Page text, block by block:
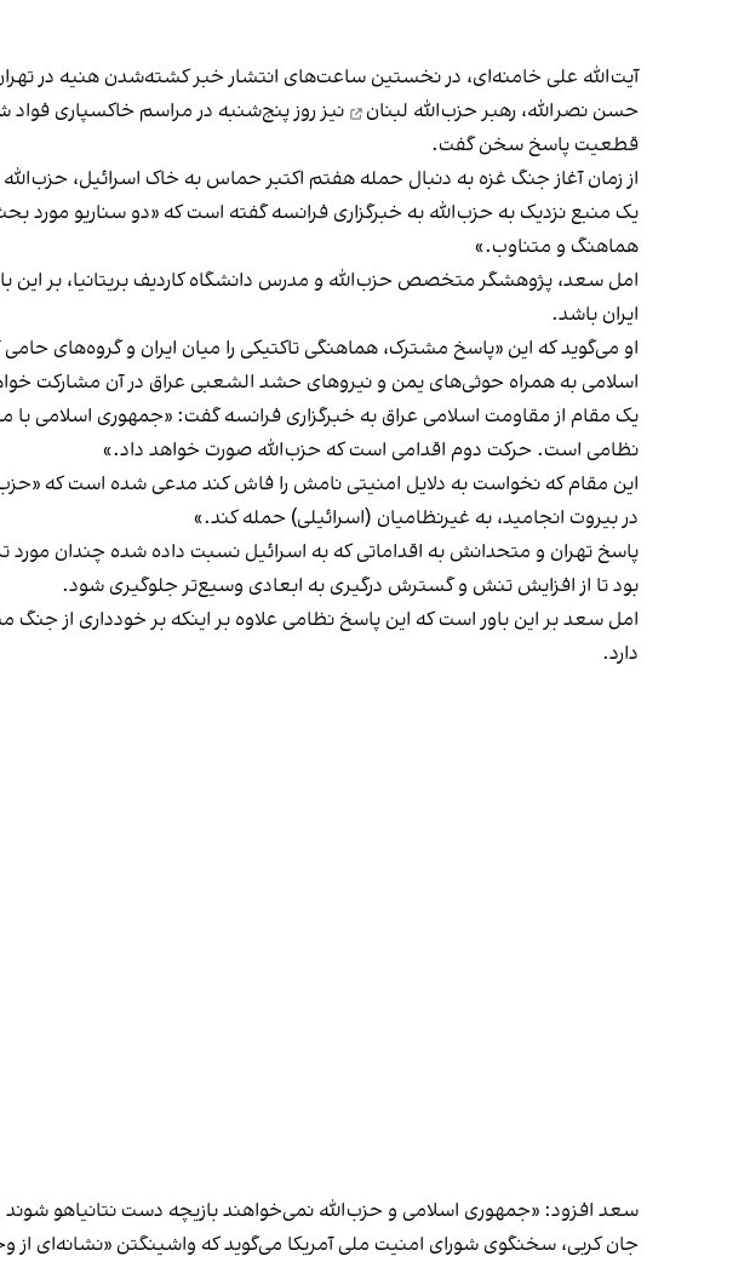
آیت‌الله علی خامنه‌ای، در نخستین ساعت‌های انتشار خبر کشته‌شدن هنیه در
حسن نصرالله، رهبر حزب‌الله لبنان
نیز روز پنج‌شنبه در مراسم خاکسپاری فواد
قطعیت پاسخ سخن گفت.
از زمان آغاز جنگ غزه به دنبال حمله هفتم اکتبر حماس به خاک اسرائيل،
یک منبع نزدیک به حزب‌الله به خبرگزاری فرانسه گفته است که «دو سناریو
هماهنگ و متناوب.»
امل سعد، پژوهشگر متخصص حزب‌الله و مدرس دانشگاه کاردیف بریتانیا، بر این
ایران باشد.
او می‌گوید که این «پاسخ مشترک، هماهنگی تاکتیکی را میان ایران و گروه‌های
اسلامی به همراه حوثی‌های یمن و نیروهای حشد الشعبی عراق در آن مشارکت
یک مقام از مقاومت اسلامی عراق به خبرگزاری فرانسه گفت: «جمهوری اسلامی
نظامی است. حرکت دوم اقدامی است که حزب‌الله صورت خواهد داد.»
این مقام که نخواست به دلایل امنیتی نامش را فاش کند مدعی شده است که
در بیروت انجامید، به غیرنظامیان (اسرائيلی) حمله کند.»
پاسخ تهران و متحدانش به اقداماتی که به اسرائيل نسبت داده شده چندان
بود تا از افزایش تنش و گسترش درگیری به ابعادی وسیع‌تر جلوگیری شود.
امل سعد بر این باور است که این پاسخ نظامی علاوه بر اینکه بر خودداری از جنگ
دارد.
سعد افزود: «جمهوری اسلامی و حزب‌الله نمی‌خواهند بازیچه دست نتانیاهو شوند و
جان کربی، سخنگوی شورای امنیت ملی آمریکا می‌گوید که واشینگتن «نشانه‌ای